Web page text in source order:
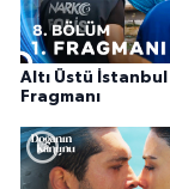
Altı Üstü
Fragmanı